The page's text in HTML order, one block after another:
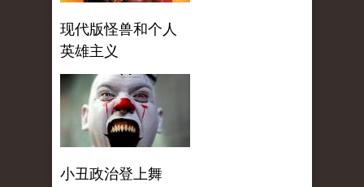
现代版怪兽和个人
英雄主义
小丑政治登上舞